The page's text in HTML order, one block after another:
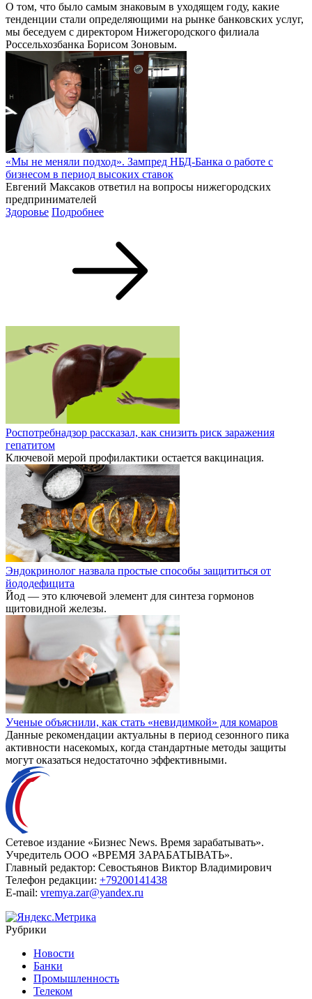
О том, что было самым знаковым в уходящем году, какие
тенденции стали определяющими на рынке банковских услуг,
мы беседуем с директором Нижегородского филиала
Россельхозбанка Борисом Зоновым.
«Мы не меняли подход». Зампред НБД-Банка о работе с
бизнесом в период высоких ставок
Евгений Максаков ответил на вопросы нижегородских
предпринимателей
Здоровье Подробнее
Роспотребнадзор рассказал, как снизить риск заражения
гепатитом
Ключевой мерой профилактики остается вакцинация.
Эндокринолог назвала простые способы защититься от
йододефицита
Йод — это ключевой элемент для синтеза гормонов
щитовидной железы.
Ученые объяснили, как стать «невидимкой» для комаров
Данные рекомендации актуальны в период сезонного пика
активности насекомых, когда стандартные методы защиты
могут оказаться недостаточно эффективными.
Сетевое издание «Бизнес News. Время зарабатывать».
Учредитель ООО «ВРЕМЯ ЗАРАБАТЫВАТЬ».
Главный редактор: Севостьянов Виктор Владимирович
Телефон редакции: +79200141438
E-mail: vremya.zar@yandex.ru
Рубрики
Новости
Банки
Промышленность
Телеком